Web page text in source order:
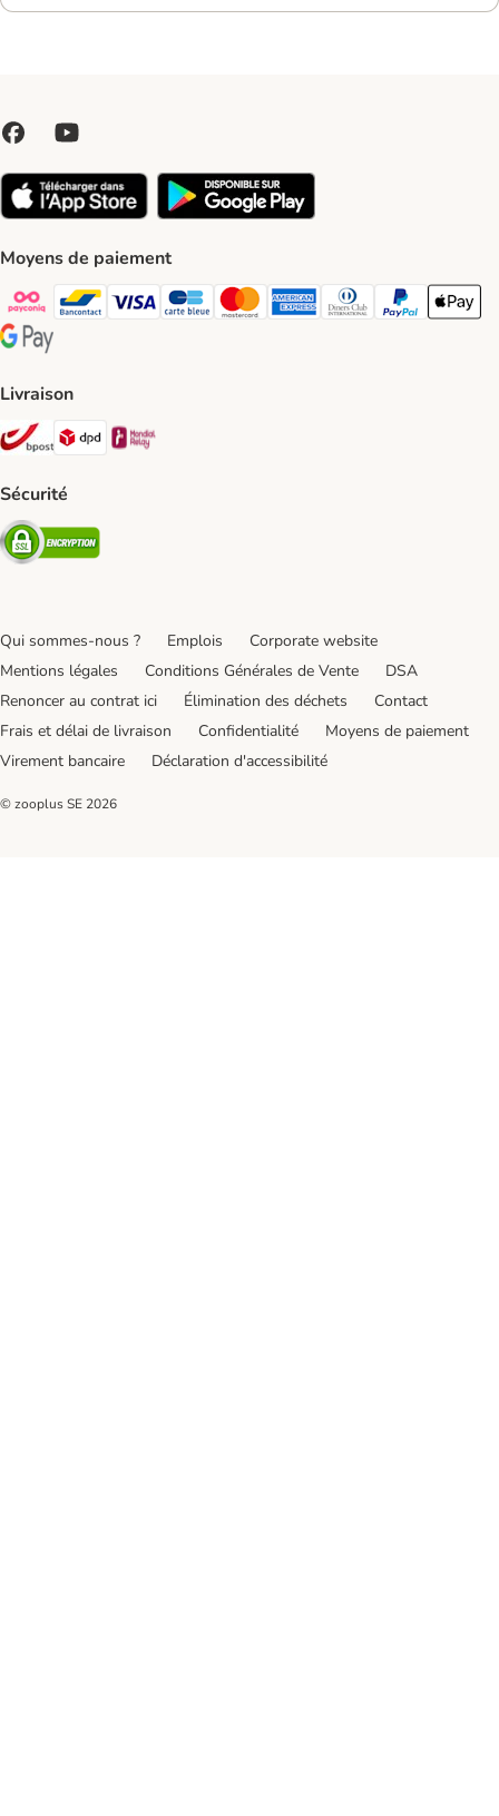
Moyens de paiement
Payconiq Payment Method
bancontact Payment Method
Visa Payment Method
carte bleue Payment Method
Master card Payment Method
American express Payment
Diners club Payment
Paypal Payment
Apple
Google Pay Payment Method
Livraison
Bpost Shipping Method
DPD Shipping Method
Sécurité
Security
Qui sommes-nous ? Emplois
Corporate website
Mentions légales
Conditions Générales de Vente
DSA
Renoncer au contrat ici
Élimination des déchets
Contact
Frais et délai de livraison
Confidentialité
Moyens de paiement
Virement bancaire
Déclaration d'accessibilité
© zooplus SE 2026